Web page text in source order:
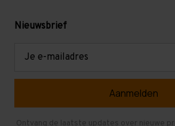
Levering en afhalen
Mezzanine
Gebruikte entresolvloeren
Nieuwsbrief
Ontvang de laatste updates over nieuwe